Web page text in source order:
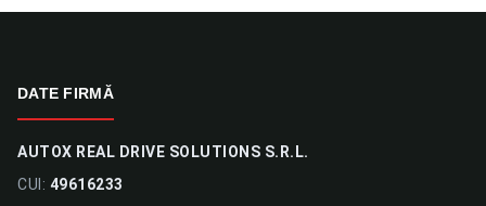
DATE FIRMĂ
AUTOX REAL DRIVE SOLUTIONS S.R.L.
CUI: 49616233